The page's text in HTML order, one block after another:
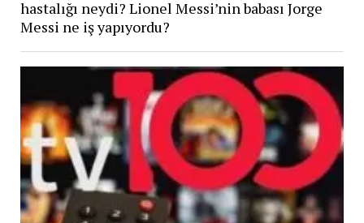
hastalığı neydi? Lionel Messi’nin babası Jorge
Messi ne iş yapıyordu?